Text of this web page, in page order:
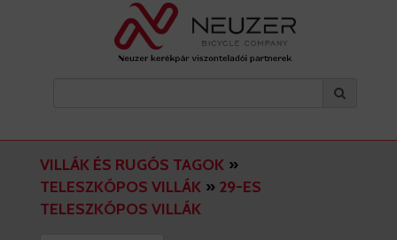
VILLÁK ÉS RUGÓS TAGOK »
TELESZKÓPOS VILLÁK » 29-ES
TELESZKÓPOS VILLÁK